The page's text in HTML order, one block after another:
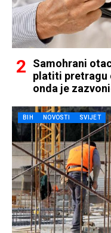
Samohrani
platiti pretragu
onda je
BIH NOVOSTI SVIJET